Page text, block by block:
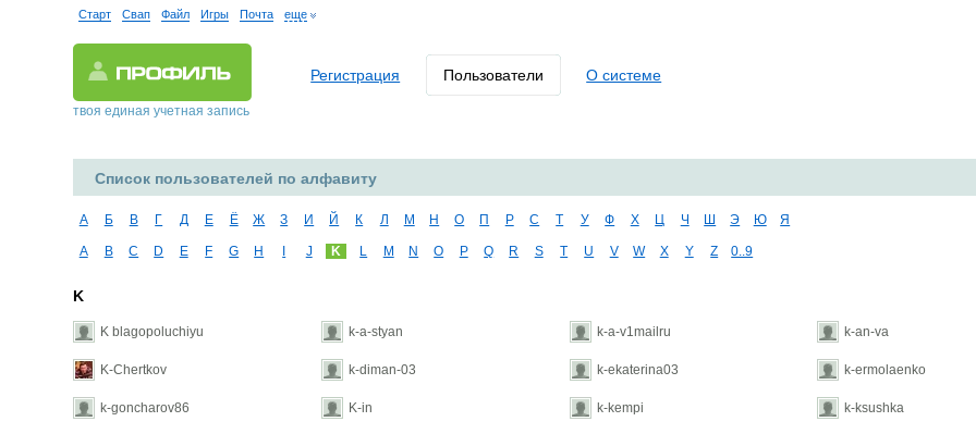
Старт Свап Файл Игры Почта еще
твоя единая учетная запись
Регистрация Пользователи О системе
Список пользователей по алфавиту
А Б В Г Д Е Ё Ж З И Й К Л М Н О П Р С Т У Ф Х Ц Ч Ш Э Ю Я
A B C D E F G H J K L M N O P Q R S T U V W X Y Z 0..9
K
K blagopoluchiyu k-a-styan k-a-v1mailru k-an-va
K-Chertkov k-diman-03 k-ekaterina03 k-ermolaenko
k-goncharov86 K-in k-kempi k-ksushka